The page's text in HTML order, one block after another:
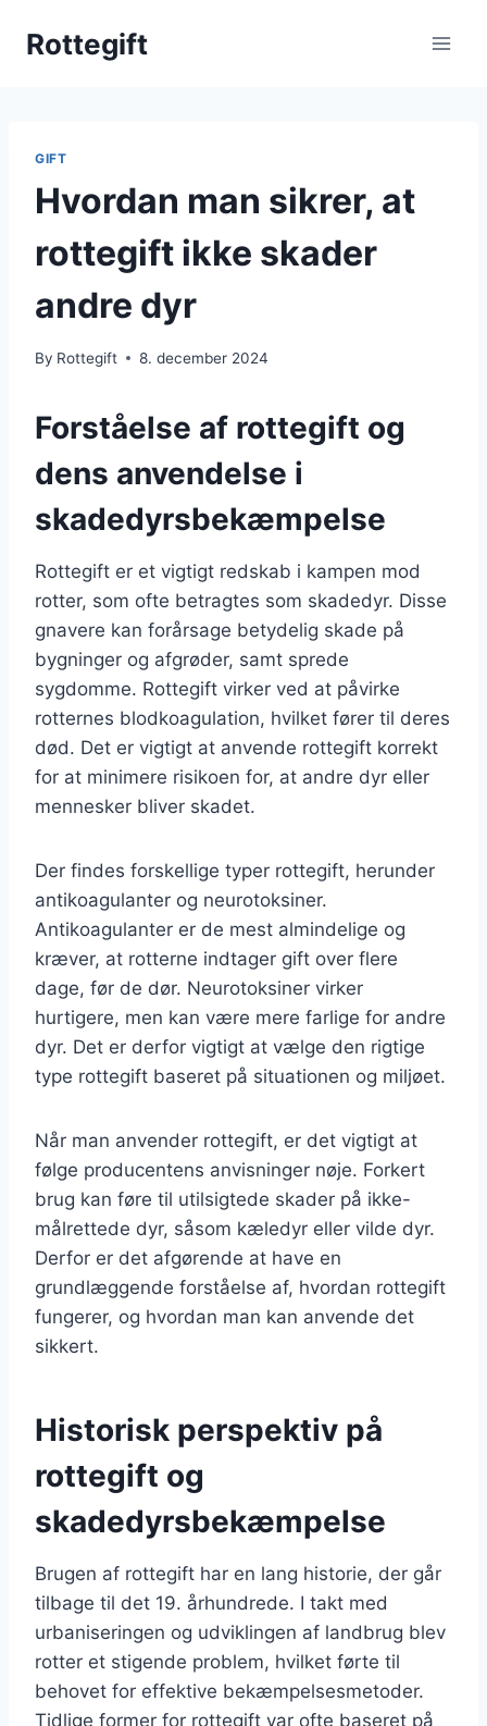
Rottegift
GIFT
Hvordan man sikrer, at
rottegift ikke skader
andre dyr
By Rottegift 8. december 2024
Forståelse af rottegift og
dens anvendelse i
skadedyrsbekæmpelse
Rottegift er et vigtigt redskab i kampen mod
rotter, som ofte betragtes som skadedyr. Disse
gnavere kan forårsage betydelig skade på
bygninger og afgrøder, samt sprede
sygdomme. Rottegift virker ved at påvirke
rotternes blodkoagulation, hvilket fører til deres
død. Det er vigtigt at anvende rottegift korrekt
for at minimere risikoen for, at andre dyr eller
mennesker bliver skadet.
Der findes forskellige typer rottegift, herunder
antikoagulanter og neurotoksiner.
Antikoagulanter er de mest almindelige og
kræver, at rotterne indtager gift over flere
dage, før de dør. Neurotoksiner virker
hurtigere, men kan være mere farlige for andre
dyr. Det er derfor vigtigt at vælge den rigtige
type rottegift baseret på situationen og miljøet.
Når man anvender rottegift, er det vigtigt at
følge producentens anvisninger nøje. Forkert
brug kan føre til utilsigtede skader på ikke-
målrettede dyr, såsom kæledyr eller vilde dyr.
Derfor er det afgørende at have en
grundlæggende forståelse af, hvordan rottegift
fungerer, og hvordan man kan anvende det
sikkert.
Historisk perspektiv på
rottegift og
skadedyrsbekæmpelse
Brugen af rottegift har en lang historie, der går
tilbage til det 19. århundrede. I takt med
urbaniseringen og udviklingen af landbrug blev
rotter et stigende problem, hvilket førte til
behovet for effektive bekæmpelsesmetoder.
Tidlige former for rottegift var ofte baseret på